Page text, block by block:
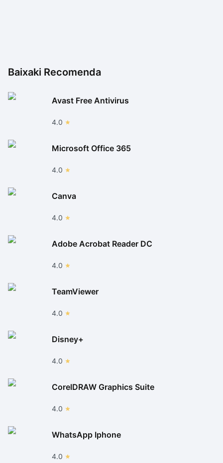
Baixaki Recomenda
Avast Free Antivirus
4.0
Microsoft Office 365
4.0
Canva
4.0
Adobe Acrobat Reader DC
4.0
TeamViewer
4.0
Disney+
4.0
CorelDRAW Graphics Suite
4.0
WhatsApp Iphone
4.0